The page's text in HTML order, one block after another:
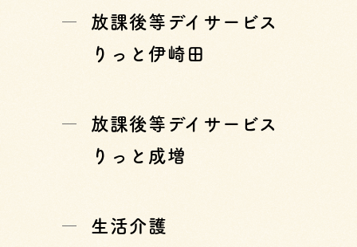
放課後等デイサービス
りっと伊崎田
放課後等デイサービス
りっと成増
生活介護